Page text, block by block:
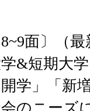
8~9面〕（
学&短期大
開学」「